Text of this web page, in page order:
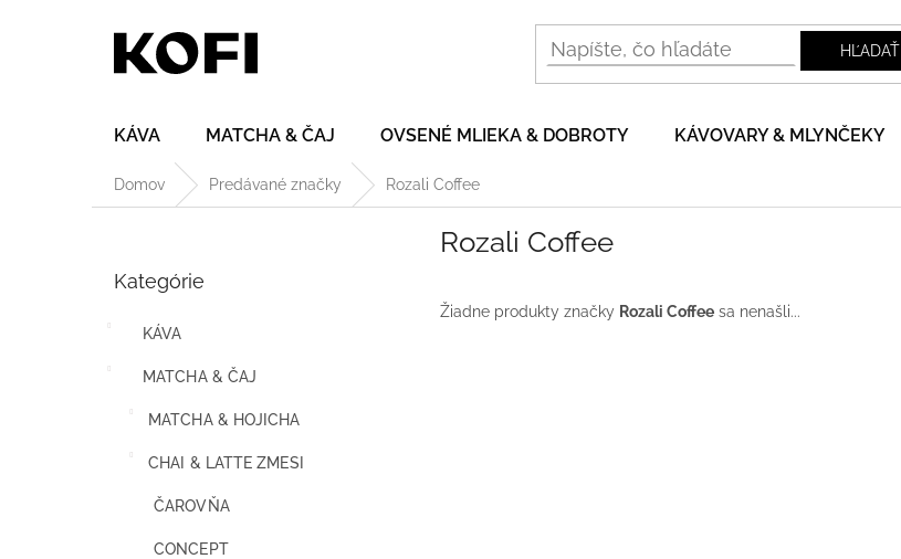
HĽADAŤ
KÁVA MATCHA & ČAJ OVSENÉ MLIEKA & DOBROTY KÁVOVARY & MLYNČEKY
Domov Predávané značky Rozali Coffee
kategórie
Kategórie
KÁVA
MATCHA & ČAJ
MATCHA & HOJICHA
CHAI & LATTE ZMESI
ČAROVŇA
CONCEPT
Rozali Coffee
Žiadne produkty značky Rozali Coffee sa nenašli...